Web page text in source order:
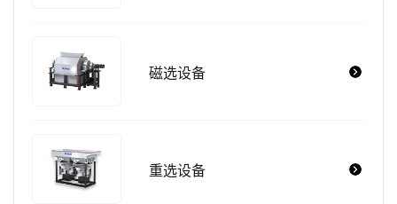
磁选设备
重选设备